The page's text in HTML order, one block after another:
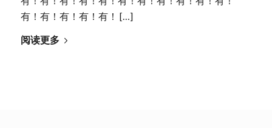
有！有！有！有！有！ […]
阅读更多